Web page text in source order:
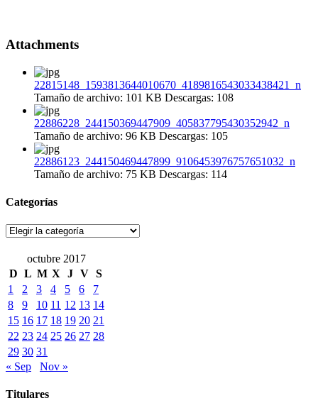
Attachments
22815148_1593813644010670_4189816543033438421_n
Tamaño de archivo: 101 KB Descargas: 108
22886228_244150369447909_405837795430352942_n
Tamaño de archivo: 96 KB Descargas: 105
22886123_244150469447899_9106453976757651032_n
Tamaño de archivo: 75 KB Descargas: 114
Categorías
Categorías
octubre 2017
D L M X J V S
1
2 3 4 5 6
7
8
9 10 11 12 13 14
15 16 17 18 19 20 21
22 23 24 25 26 27 28
29 30 31
« Sep
Nov »
Titulares